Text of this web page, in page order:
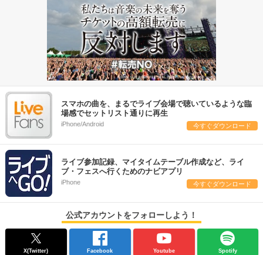
スマホの曲を、まるでライブ会場で聴いているような臨
場感でセットリスト通りに再生
iPhone/Android 今すぐダウンロード
ライブ参加記録、マイタイムテーブル作成など、ライ
ブ・フェスへ行くためのナビアプリ
iPhone 今すぐダウンロード
公式アカウントをフォローしよう！
X(Twitter) Facebook Youtube Spotify